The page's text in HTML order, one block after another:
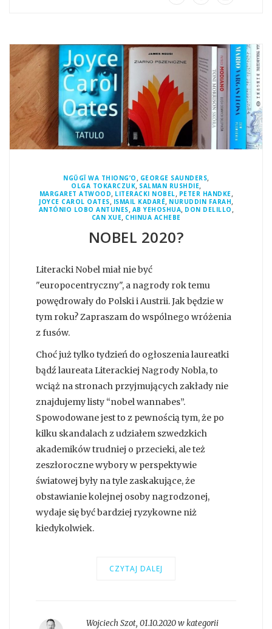
NGŨGĨ WA THIONG’O , GEORGE SAUNDERS,
OLGA TOKARCZUK, SALMAN RUSHDIE,
MARGARET ATWOOD, LITERACKI NOBEL, PETER HANDKE,
JOYCE CAROL OATES, ISMAIL KADARÉ, NURUDDIN FARAH,
ANTÓNIO LOBO ANTUNES, AB YEHOSHUA, DON DELILLO ,
CAN XUE, CHINUA ACHEBE
NOBEL 2020?
Literacki Nobel miał nie być
"europocentryczny", a nagrody rok temu
powędrowały do Polski i Austrii. Jak będzie w
tym roku? Zapraszam do wspólnego wróżenia
z fusów.
Choć już tylko tydzień do ogłoszenia laureatki
bądź laureata Literackiej Nagrody Nobla, to
wciąż na stronach przyjmujących zakłady nie
znajdujemy listy “nobel wannabes”.
Spowodowane jest to z pewnością tym, że po
kilku skandalach z udziałem szwedzkich
akademików trudniej o przecieki, ale też
zeszłoroczne wybory w perspektywie
światowej były na tyle zaskakujące, że
obstawianie kolejnej osoby nagrodzonej,
wydaje się być bardziej ryzykowne niż
kiedykolwiek.
CZYTAJ DALEJ
Wojciech Szot, 01.10.2020 w kategorii